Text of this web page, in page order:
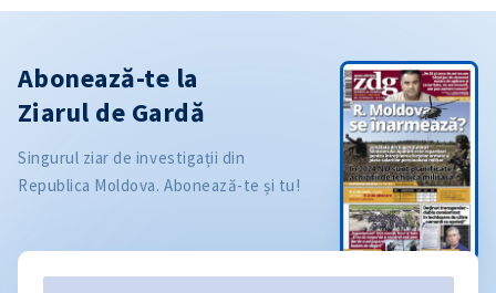
Abonează-te la
Ziarul de Gardă
Singurul ziar de investigații din
Republica Moldova. Abonează-te și tu!